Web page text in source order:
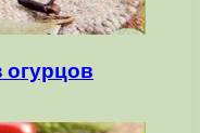
огурцов